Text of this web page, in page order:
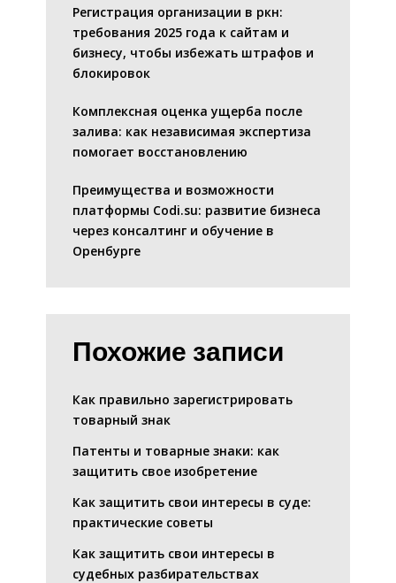
Регистрация организации в ркн:
требования 2025 года к сайтам и
бизнесу, чтобы избежать штрафов и
блокировок
Комплексная оценка ущерба после
залива: как независимая экспертиза
помогает восстановлению
Преимущества и возможности
платформы Codi.su: развитие бизнеса
через консалтинг и обучение в
Оренбурге
Похожие записи
Как правильно зарегистрировать
товарный знак
Патенты и товарные знаки: как
защитить свое изобретение
Как защитить свои интересы в суде:
практические советы
Как защитить свои интересы в
судебных разбирательствах